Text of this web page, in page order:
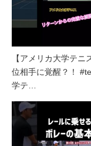
【アメリカ大学テニ
位相手に覚醒？！
学テ…